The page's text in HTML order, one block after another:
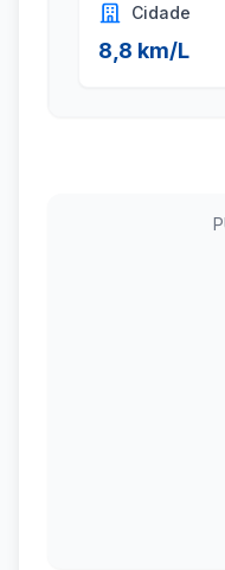
Cidade
8,8 km/L